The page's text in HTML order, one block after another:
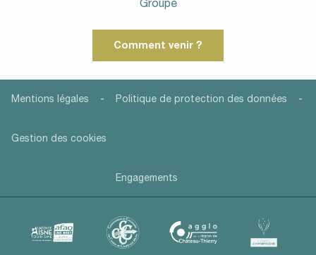
Groupe
Comment venir ?
Mentions légales - Politique de protection des données -
Gestion des cookies
Engagements